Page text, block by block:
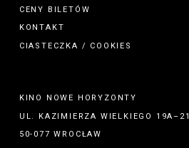
CENY BILETÓW
KONTAKT
CIASTECZKA / COOKIES
KINO NOWE HORYZONTY
UL. KAZIMIERZA WIELKIEGO 19A–21
50-077 WROCŁAW